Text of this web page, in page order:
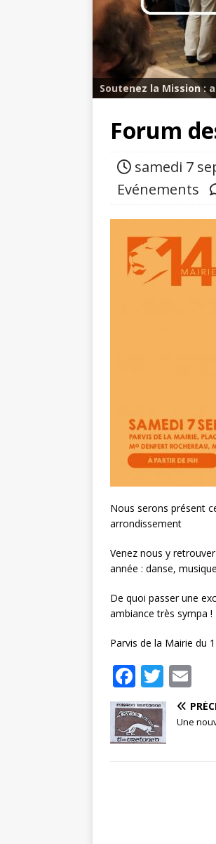
Soutenez la Mission :
Forum
samedi 7
Evénements
Nous serons présent
arrondissement
Venez nous y
année : danse,
De quoi passer une
ambiance très sympa !
Parvis de la Mairie du
F
a
c
e
T
w
it
te
m
ai
Une